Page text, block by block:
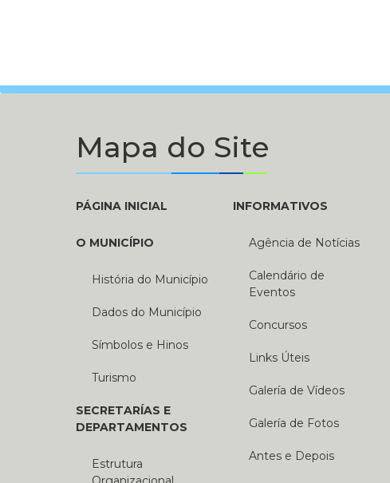
Mapa do Site
PÁGINA INICIAL
O MUNICÍPIO
História do Município
Dados do Município
Símbolos e Hinos
Turismo
SECRETARÍAS E
DEPARTAMENTOS
Estrutura
INFORMATIVOS
Agência de Notícias
Calendário de
Eventos
Concursos
Links Úteis
Galería de Vídeos
Galería de Fotos
Antes e Depois